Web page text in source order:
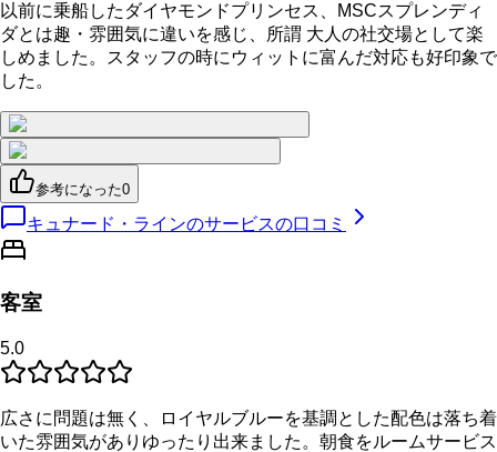
以前に乗船したダイヤモンドプリンセス、MSCスプレンディ
ダとは趣・雰囲気に違いを感じ、所謂 大人の社交場として楽
しめました。スタッフの時にウィットに富んだ対応も好印象で
した。
参考になった0
キュナード・ラインのサービスの口コミ
客室
5.0
広さに問題は無く、ロイヤルブルーを基調とした配色は落ち着
いた雰囲気がありゆったり出来ました。朝食をルームサービス